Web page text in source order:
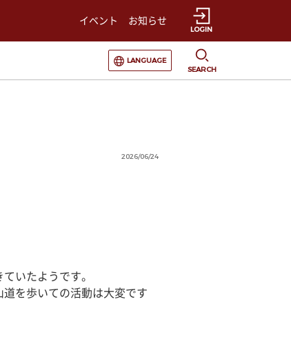
イベント お知らせ
LOGIN
選択すると言語の切替が発生します
LANGUAGE
SEARCH
2026/06/24
ていたようです。
を歩いての活動は大変です